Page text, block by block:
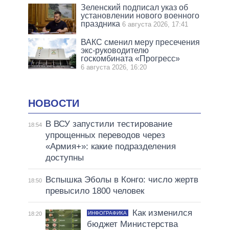
Зеленский подписал указ об
установлении нового военного
праздника 6 августа 2026, 17:41
ВАКС сменил меру пресечения
экс-руководителю
госкомбината «Прогресс»
6 августа 2026, 16:20
НОВОСТИ
18:54
В ВСУ запустили тестирование
упрощенных переводов через
«Армия+»: какие подразделения
доступны
18:50
Вспышка Эболы в Конго: число жертв
превысило 1800 человек
18:20 ИНФОГРАФИКА
Как изменился
бюджет Министерства